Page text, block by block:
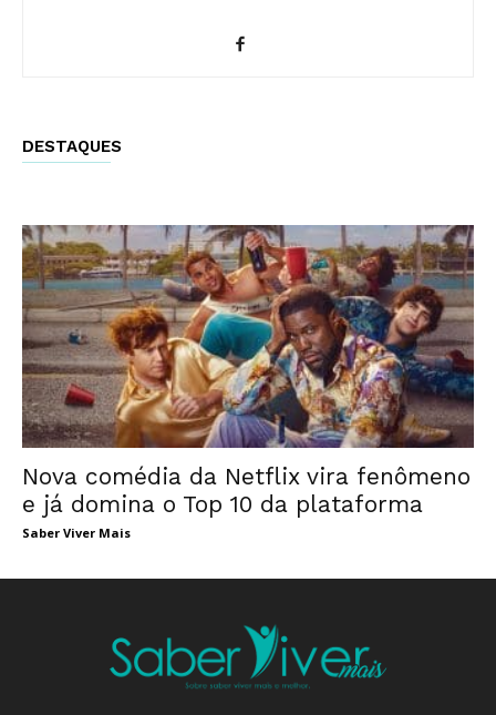
DESTAQUES
Nova comédia da Netflix vira fenômeno
e já domina o Top 10 da plataforma
Saber Viver Mais